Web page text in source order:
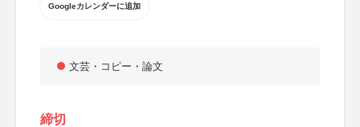
Googleカレンダーに追加
文芸・コピー・論文
締切